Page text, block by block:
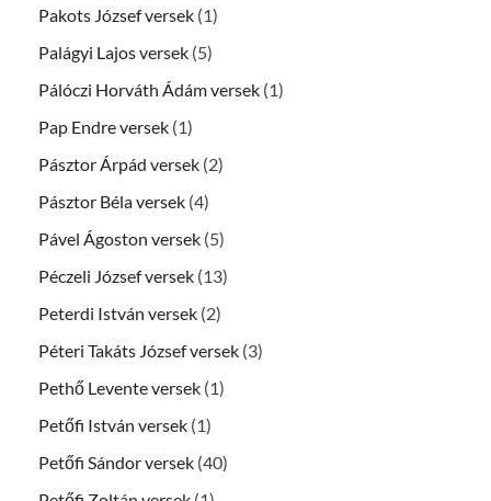
Pakots József versek (1)
Palágyi Lajos versek (5)
Pálóczi Horváth Ádám versek (1)
Pap Endre versek (1)
Pásztor Árpád versek (2)
Pásztor Béla versek (4)
Pável Ágoston versek (5)
Péczeli József versek (13)
Peterdi István versek (2)
Péteri Takáts József versek (3)
Pethő Levente versek (1)
Petőfi István versek (1)
Petőfi Sándor versek (40)